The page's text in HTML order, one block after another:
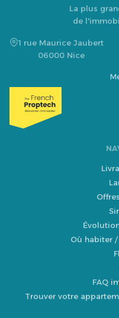
La plus
de
1 rue Maurice Jaubert
06000 Nice
Où habiter /
FAQ
Trouver votre